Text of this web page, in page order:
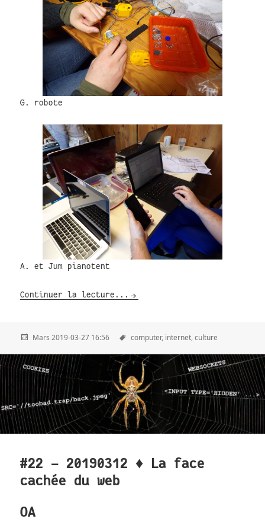
G. robote
A. et Jum pianotent
Continuer la lecture...
Mars 2019-03-27 16:56 computer, internet, culture
#22 - 20190312 ♦ La face
cachée du web
OA